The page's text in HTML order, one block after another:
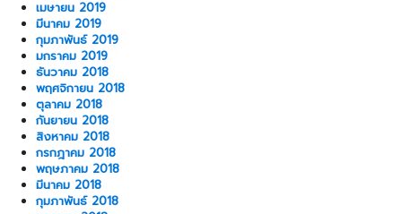
เมษายน 2019
มีนาคม 2019
กุมภาพันธ์ 2019
มกราคม 2019
ธันวาคม 2018
พฤศจิกายน 2018
ตุลาคม 2018
กันยายน 2018
สิงหาคม 2018
กรกฎาคม 2018
พฤษภาคม 2018
มีนาคม 2018
กุมภาพันธ์ 2018